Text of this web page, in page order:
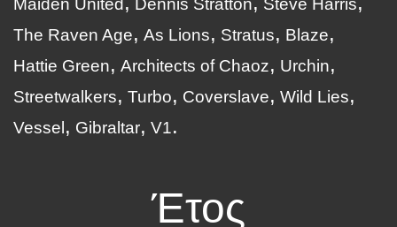
Maiden United
Dennis Stratton
Steve Harris
The Raven Age
As Lions Stratus
Blaze
Hattie Green
Architects of Chaoz
Urchin
Streetwalkers
Turbo Coverslave
Wild Lies
Vessel
Gibraltar V1
Έτος